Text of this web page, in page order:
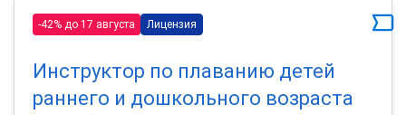
-42% до 17 августа Лицензия
Инструктор по плаванию детей
раннего и дошкольного возраста